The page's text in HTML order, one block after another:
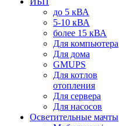
до 5 кВА
5-10 кВА
более 15 кВА
Для компьютера
Для дома
GMUPS
Для котлов
отопления
Для сервера
Для насосов
Осветительные мачты